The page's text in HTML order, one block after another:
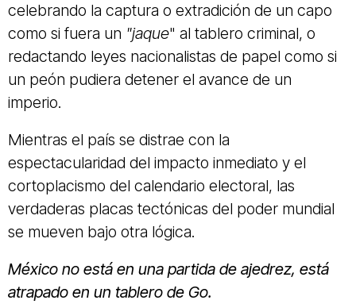
celebrando la captura o extradición de un capo
como si fuera un "jaque" al tablero criminal, o
redactando leyes nacionalistas de papel como si
un peón pudiera detener el avance de un
imperio.
Mientras el país se distrae con la
espectacularidad del impacto inmediato y el
cortoplacismo del calendario electoral, las
verdaderas placas tectónicas del poder mundial
se mueven bajo otra lógica.
México no está en una partida de ajedrez, está
atrapado en un tablero de Go.